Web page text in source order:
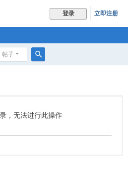
登录 立即注册
帖子
，无法进行此操作